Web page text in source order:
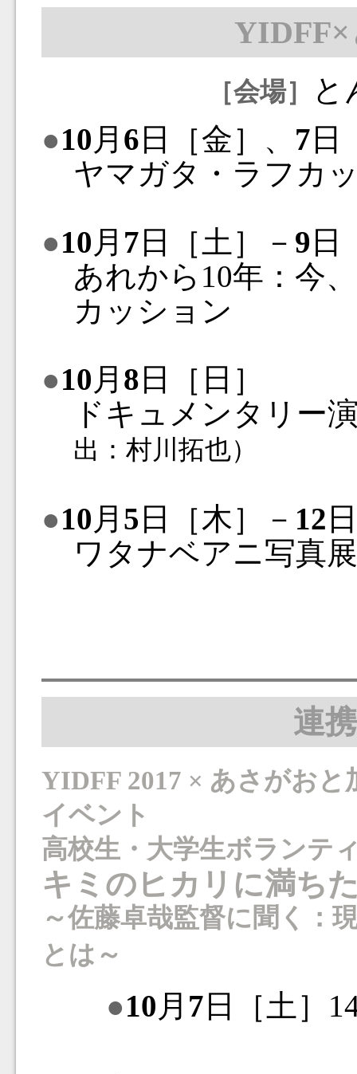
［会場］
と
●10 月 6 日［金］、 7 日
ヤマガタ・ラフカ
●10 月 7 日［土］－ 9 日
あれから10年：今
カッション
●10 月 8 日［日］
ドキュメンタリー
出：村川拓也）
●10 月 5 日［木］－ 12
ワタナベアニ写真
連
YIDFF 2017 × あさがお
イベント
高校生・大学生ボランテ
キミのヒカリに満ち
～佐藤卓哉監督に聞く：
とは～
●10 月 7 日［土］